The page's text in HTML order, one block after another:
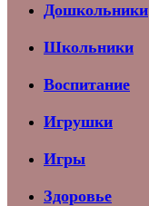
Дошкольники
Школьники
Воспитание
Игрушки
Игры
Здоровье